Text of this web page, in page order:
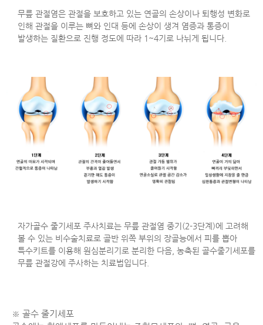
무릎 관절염은 관절을 보호하고 있는 연골의 손상이나 퇴행성 변화로
인해 관절을 이루는 뼈와 인대 등에 손상이 생겨 염증과 통증이
발생하는 질환으로 진행 정도에 따라 1~4기로 나뉘게 됩니다.
자가골수 줄기세포 주사치료는 무릎 관절염 중기(2-3단계)에 고려해
볼 수 있는 비수술치료로 골반 위쪽 부위의 장골능에서 피를 뽑아
특수키트를 이용해 원심분리기로 분리한 다음, 농축된 골수줄기세포를
무릎 관절강에 주사하는 치료법입니다.
※ 골수 줄기세포